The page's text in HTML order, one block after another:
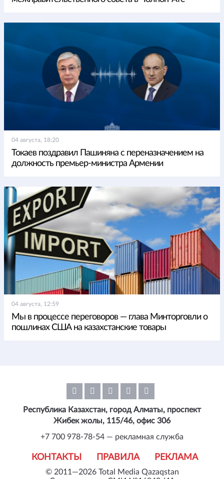
04 августа, 18:20
Токаев поздравил Пашиняна с переназначением на
должность премьер-министра Армении
04 августа, 12:59
Мы в процессе переговоров — глава Минторговли о
пошлинах США на казахстанские товары
© 2011—2026 Total Media Qazaqstan
КОНТАКТЫ ПРАВИЛА РЕКЛАМА
Республика Казахстан, город Алматы, проспект
Жибек жолы, 115/46, офис 306
+7 700 978-78-54 — рекламная служба